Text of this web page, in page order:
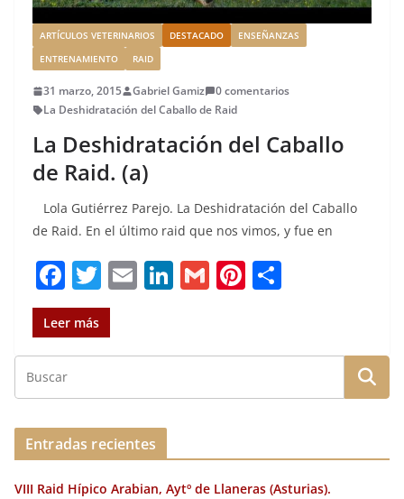
ARTÍCULOS VETERINARIOS DESTACADO
ENSEÑANZAS
ENTRENAMIENTO
RAID
31 marzo, 2015 Gabriel Gamiz
0 comentarios
La Deshidratación del Caballo de Raid
La Deshidratación del Caballo
de Raid. (a)
Lola Gutiérrez Parejo. La Deshidratación del Caballo
de Raid. En el último raid que nos vimos, y fue en
F
a
c
e
b
o
o
k
T
w
it
te
r
E
l
Li
e
dI
G
l
Pi
re
st
p
a
ir
Leer más
Entradas recientes
VIII Raid Hípico Arabian, Aytº de Llaneras (Asturias).